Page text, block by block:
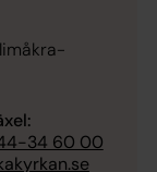
34 60 00